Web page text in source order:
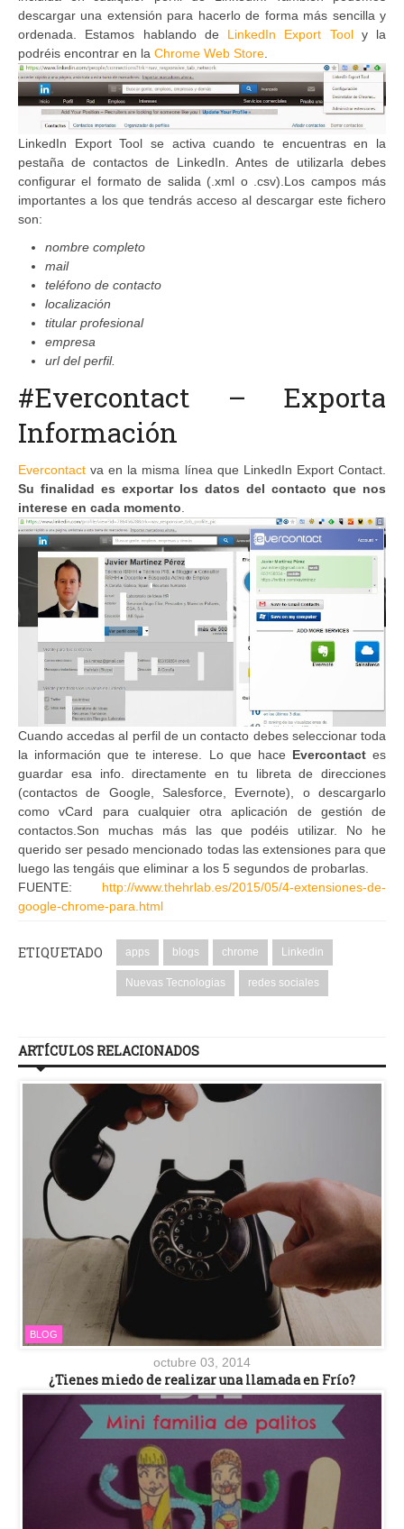
descargar una extensión para hacerlo de forma más sencilla y
ordenada. Estamos hablando de LinkedIn Export Tooly la
podréis encontrar en la Chrome Web Store
LinkedIn Export Tool se activa cuando te encuentras en la
pestaña de contactos de LinkedIn. Antes de utilizarla debes
configurar el formato de salida (.xml o .csv).Los campos más
importantes a los que tendrás acceso al descargar este fichero
son:
nombre completo
mail
teléfono de contacto
localización
titular profesional
empresa
url del perfil.
#Evercontact – Exporta
Información
Evercontactva en la misma línea que LinkedIn Export Contact.
Su finalidad es exportar los datos del contacto que nos
interese en cada momento
Cuando accedas al perfil de un contacto debes seleccionar toda
la información que te interese. Lo que hace Evercontactes
guardar esa info. directamente en tu libreta de direcciones
(contactos de Google, Salesforce, Evernote), o descargarlo
como vCard para cualquier otra aplicación de gestión de
contactos.Son muchas más las que podéis utilizar. No he
querido ser pesado mencionado todas las extensiones para que
luego las tengáis que eliminar a los 5 segundos de probarlas.
FUENTE: http://www.thehrlab.es/2015/05/4-extensiones-de-
google-chrome-para.html
ETIQUETADO apps blogs chrome Linkedin
Nuevas Tecnologias redes sociales
ARTÍCULOS RELACIONADOS
BLOG
octubre 03, 2014
¿Tienes miedo de realizar una llamada en Frío?